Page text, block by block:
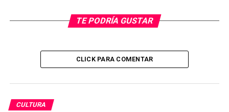
la invitación a la comunidad a participar de este evento,
Apoyamos con esto a diversos emprendedores y
emprendedoras de la región en un nuevo evento
para seguir impulsando la economía regional«.
Además de productores de sidra tanto de Valdivia y el
TE PODRÍA GUSTAR
CLICK PARA COMENTAR
CULTURA